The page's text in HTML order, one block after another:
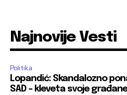
Najnovije Vesti
Politika
Lopandić: Skandalozno
SAD – kleveta svoje